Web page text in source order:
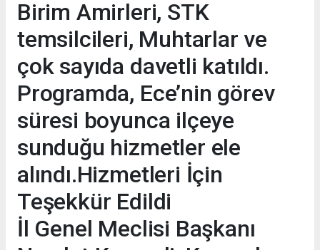
Birim Amirleri, STK
temsilcileri, Muhtarlar ve
çok sayıda davetli katıldı.
Programda, Ece’nin görev
süresi boyunca ilçeye
sunduğu hizmetler ele
alındı.Hizmetleri İçin
Teşekkür Edildi
İl Genel Meclisi Başkanı